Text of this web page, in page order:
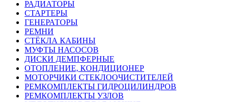
РАДИАТОРЫ
СТАРТЕРЫ
ГЕНЕРАТОРЫ
РЕМНИ
СТЁКЛА КАБИНЫ
МУФТЫ НАСОСОВ
ДИСКИ ДЕМПФЕРНЫЕ
ОТОПЛЕНИЕ, КОНДИЦИОНЕР
МОТОРЧИКИ СТЕКЛООЧИСТИТЕЛЕЙ
РЕМКОМПЛЕКТЫ ГИДРОЦИЛИНДРОВ
РЕМКОМПЛЕКТЫ УЗЛОВ